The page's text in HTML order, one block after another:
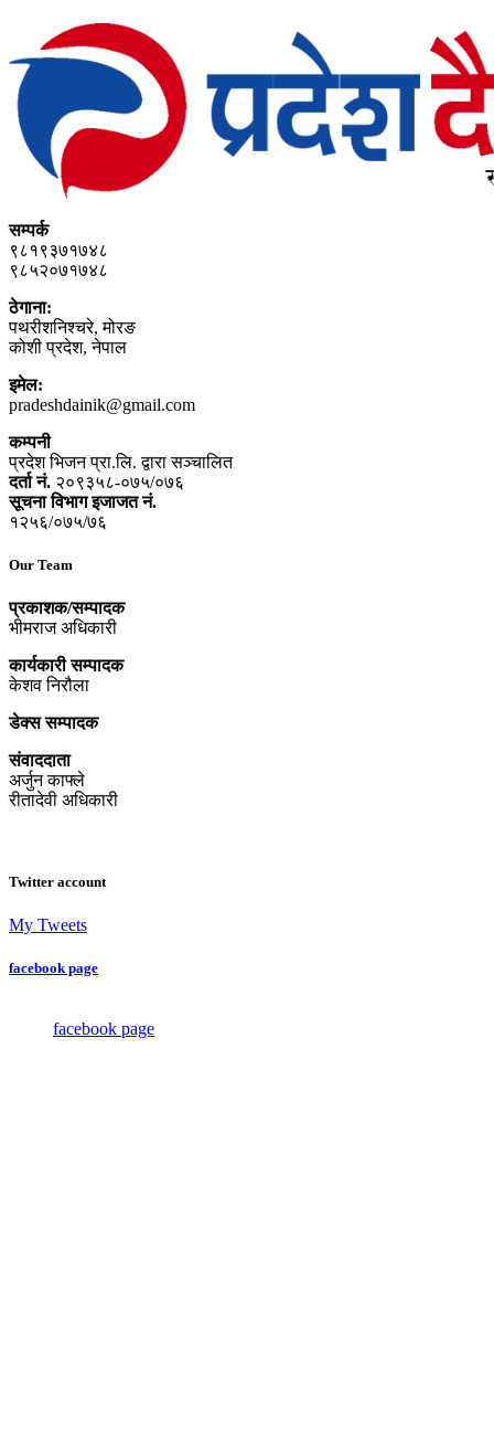
सम्पर्क
९८१९३७१७४८
९८५२०७१७४८
ठेगाना:
पथरीशनिश्‍चरे, मोरङ
कोशी प्रदेश, नेपाल
इमेल:
pradeshdainik@gmail.com
कम्पनी
प्रदेश भिजन प्रा.लि. द्वारा सञ्‍चालित
दर्ता नं. २०९३५८-०७५/०७६
सूचना विभाग इजाजत नं.
१२५६/०७५/७६
Our Team
प्रकाशक/सम्पादक
भीमराज अधिकारी
कार्यकारी सम्पादक
केशव निरौला
डेक्स सम्पादक
संवाददाता
अर्जुन काफ्ले
रीतादेवी अधिकारी
Twitter account
My Tweets
facebook page
facebook page